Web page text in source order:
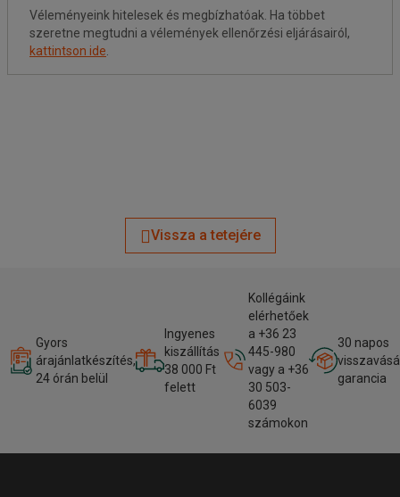
Véleményeink hitelesek és megbízhatóak. Ha többet
szeretne megtudni a vélemények ellenőrzési eljárásairól,
kattintson ide
Vissza a tetejére
Gyors
árajánlatkészítés,
24 órán belül
Ingyenes
kiszállítás
38 000 Ft
felett
Kollégáink
elérhetőek
a +36 23
445-980
vagy a +36
30 503-
6039
számokon
30 napos
garancia